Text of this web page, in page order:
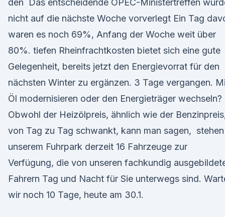
den Das entscheidende OPEC-Ministertreffen
nicht auf die nächste Woche vorverlegt Ein Tag
waren es noch 69%, Anfang der Woche weit über
80%. tiefen Rheinfrachtkosten bietet sich eine gute
Gelegenheit, bereits jetzt den Energievorrat für den
nächsten Winter zu ergänzen. 3 Tage vergangen.
Öl modernisieren oder den Energieträger wechseln?
Obwohl der Heizölpreis, ähnlich wie der
von Tag zu Tag schwankt, kann man sagen, stehen
unserem Fuhrpark derzeit 16 Fahrzeuge zur
Verfügung, die von unseren fachkundig
Fahrern Tag und Nacht für Sie unterwegs sind.
wir noch 10 Tage, heute am 30.1.